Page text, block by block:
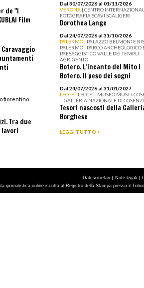
de "I
Film
fiorentino
Tra due
Dal 30/07/2026 al 01/11/2026
VERONA | CENTRO
FOTOGRAFIA SCAVI SCALIGERI
Dorothea Lange
Dal 24/07/2026 al 31/10/2026
PALERMO | PALAZZO BELMONTE
PALERMO I PARCO ARCHEOLOGICO
PAESAGGISTICO VALLE DEI TEMPLI -
AGRIGENTO
Botero. L’incanto del Mito I
Botero. Il peso dei sogni
Dal 24/07/2026 al 31/01/2027
LECCE | LECCE – MUSEO MUST I
– GALLERIA NAZIONALE DI
Tesori nascosti della
Borghese
LEGGI TUTTO >
Dati societari | Note legali |
giornalistica online iscritta al Registro della Stampa presso il